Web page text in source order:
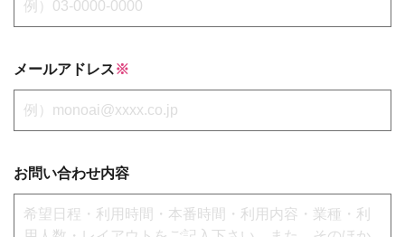
メールアドレス※
お問い合わせ内容